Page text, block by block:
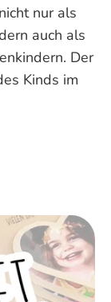
nur als
auch als
Der
Kinds im